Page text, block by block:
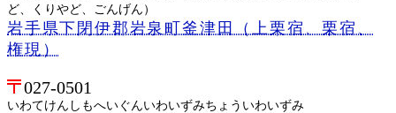
ど、くりやど、ごんげん）
岩手県下閉伊郡岩泉町釜津田（上栗宿、栗宿、
権現）
027-0501
いわてけんしもへいぐんいわいずみちょういわいずみ